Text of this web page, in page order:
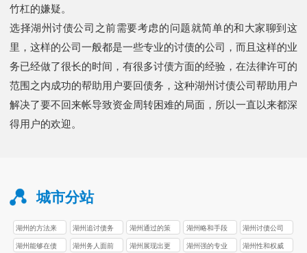
竹杠的嫌疑。
选择湖州讨债公司之前需要考虑的问题就简单的和大家聊到这
里，这样的公司一般都是一些专业的讨债的公司，而且这样的业
务已经做了很长的时间，有很多讨债方面的经验，在法律许可的
范围之内成功的帮助用户要回债务，这种湖州讨债公司帮助用户
解决了要不回来帐导致资金周转困难的局面，所以一直以来都深
得用户的欢迎。
城市分站
湖州的方法来
讨债公司
湖州追讨债务
讨债公司
湖州通过的策
讨债公司
湖州略和手段
讨债公司
湖州讨债公司
讨债公司
湖州能够在债
湖州务人面前
湖州展现出更
湖州强的专业
湖州性和权威